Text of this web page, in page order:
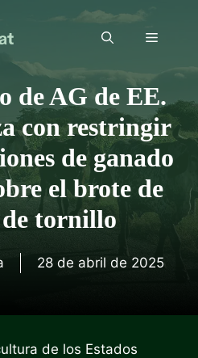
Menú
de AG de EE.
con restringir
de ganado
el brote de
de tornillo
28 de abril de 2025
de los Estados